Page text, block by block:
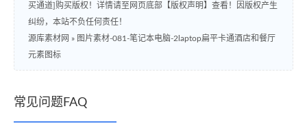
买通道]购买版权！详情请至网页底部【版权声明】查看！因版权产生
纠纷，本站不负任何责任！
源库素材网 » 图片素材-081-笔记本电脑-2laptop扁平卡通酒店和餐厅
元素图标
常见问题FAQ